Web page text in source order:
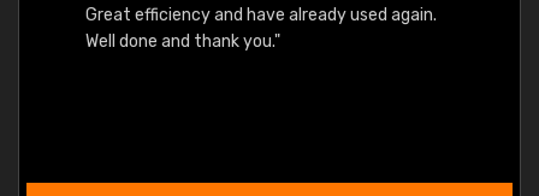
Great efficiency and have already used again.
Well done and thank you."